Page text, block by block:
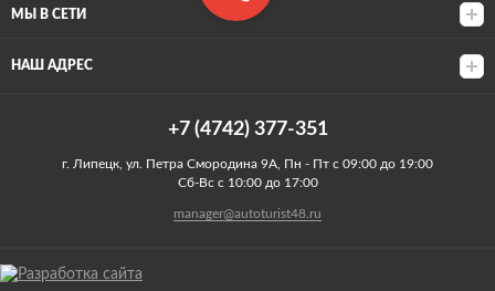
МЫ В СЕТИ
НАШ АДРЕС
+7 (4742) 377-351
г. Липецк, ул. Петра Смородина 9А, Пн - Пт с 09:00 до 19:00
Сб-Вс с 10:00 до 17:00
manager@autoturist48.ru